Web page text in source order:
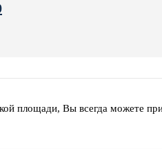
площади, Вы всегда можете